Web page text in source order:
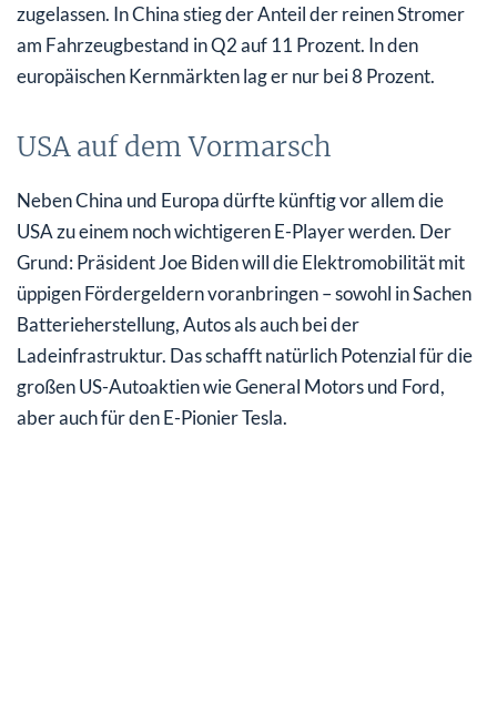
zugelassen. In China stieg der Anteil der reinen Stromer
am Fahrzeugbestand in Q2 auf 11 Prozent. In den
europäischen Kernmärkten lag er nur bei 8 Prozent.
USA auf dem Vormarsch
Neben China und Europa dürfte künftig vor allem die
USA zu einem noch wichtigeren E-Player werden. Der
Grund: Präsident Joe Biden will die Elektromobilität mit
üppigen Fördergeldern voranbringen – sowohl in Sachen
Batterieherstellung, Autos als auch bei der
Ladeinfrastruktur. Das schafft natürlich Potenzial für die
großen US-Autoaktien wie General Motors und Ford,
aber auch für den E-Pionier Tesla.